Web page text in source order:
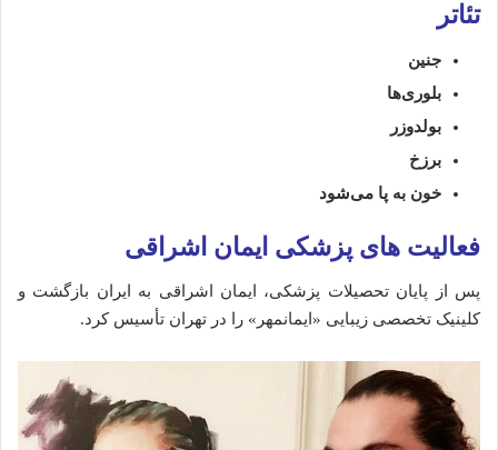
تئاتر
جنین
بلوری‌ها
بولدوزر
برزخ
خون به پا می‌شود
فعالیت‌ های پزشکی ایمان اشراقی
پس از پایانتحصیلات پزشکی، ایمان اشراقی به ایران بازگشت و
کلینیک تخصصی زیبایی « ایمانمهر» را در تهران تأسیسکرد.